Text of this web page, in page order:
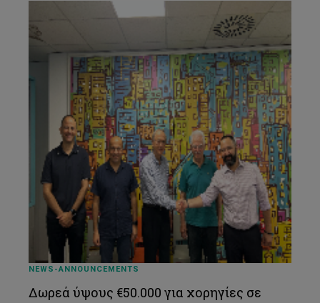
NEWS-ANNOUNCEMENTS
Δωρεά ύψους €50.000 για χορηγίες σε